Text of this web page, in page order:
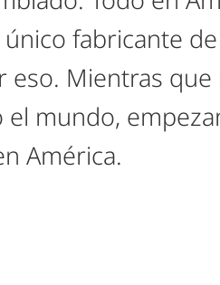
fabricante
Mientras que
mundo,
América.